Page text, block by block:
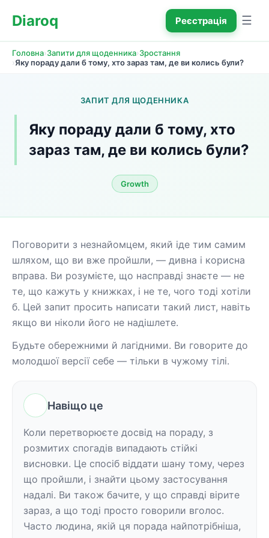
Diaroq Реєстрація ☰
Головна›Запити для щоденника›Зростання
›Яку пораду дали б тому, хто зараз там, де ви колись були?
ЗАПИТ ДЛЯ ЩОДЕННИКА
Яку пораду дали б тому, хто
зараз там, де ви колись були?
Growth
Поговорити з незнайомцем, який іде тим самим
шляхом, що ви вже пройшли, — дивна і корисна
вправа. Ви розумієте, що насправді знаєте — не
те, що кажуть у книжках, і не те, чого тоді хотіли
б. Цей запит просить написати такий лист, навіть
якщо ви ніколи його не надішлете.
Будьте обережними й лагідними. Ви говорите до
молодшої версії себе — тільки в чужому тілі.
Навіщо це
Коли перетворюєте досвід на пораду, з
розмитих спогадів випадають стійкі
висновки. Це спосіб віддати шану тому, через
що пройшли, і знайти цьому застосування
надалі. Ви також бачите, у що справді вірите
зараз, а що тоді просто говорили вголос.
Часто людина, якій ця порада найпотрібніша,